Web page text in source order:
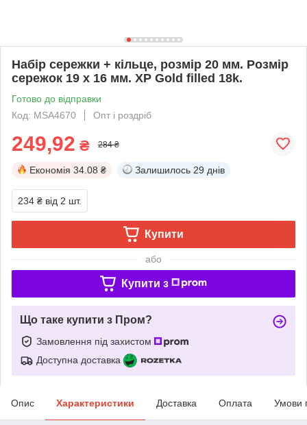
Набір сережки + кільце, розмір 20 мм. Розмір
сережок 19 х 16 мм. ХР Gold filled 18k.
Готово до відправки
Код: MSA4670
Опт і роздріб
249,92 ₴ 284 ₴
Економія 34.08 ₴ Залишилось 29 днів
234 ₴ від 2 шт.
Купити
або
Купити з
Що таке купити з Пром?
Замовлення під захистом
Доступна доставка
Опис Характеристики Доставка Оплата Умови